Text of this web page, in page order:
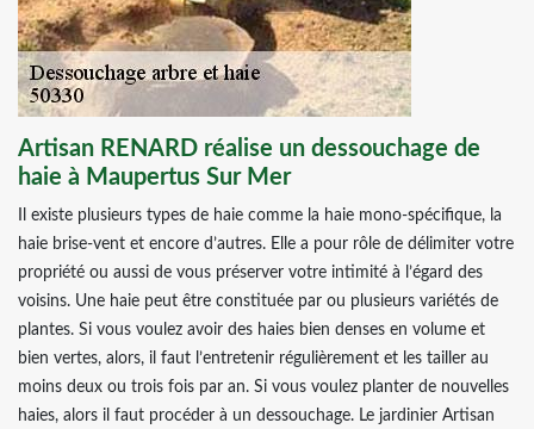
Artisan RENARD réalise un dessouchage de
haie à Maupertus Sur Mer
Il existe plusieurs types de haie comme la haie mono-spécifique, la
haie brise-vent et encore d’autres. Elle a pour rôle de délimiter votre
propriété ou aussi de vous préserver votre intimité à l’égard des
voisins. Une haie peut être constituée par ou plusieurs variétés de
plantes. Si vous voulez avoir des haies bien denses en volume et
bien vertes, alors, il faut l’entretenir régulièrement et les tailler au
moins deux ou trois fois par an. Si vous voulez planter de nouvelles
haies, alors il faut procéder à un dessouchage. Le jardinier Artisan